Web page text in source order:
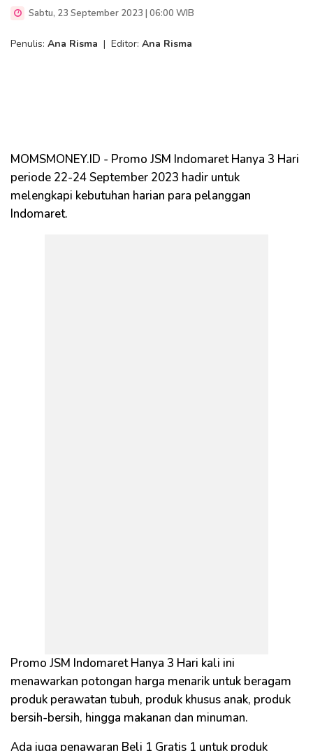
Sabtu, 23 September 2023 | 06:00 WIB
Penulis: Ana Risma | Editor: Ana Risma
MOMSMONEY.ID - Promo JSM Indomaret Hanya 3 Hari
periode 22-24 September 2023 hadir untuk
melengkapi kebutuhan harian para pelanggan
Indomaret.
Promo JSM Indomaret Hanya 3 Hari kali ini
menawarkan potongan harga menarik untuk beragam
produk perawatan tubuh, produk khusus anak, produk
bersih-bersih, hingga makanan dan minuman.
Ada juga penawaran Beli 1 Gratis 1 untuk produk